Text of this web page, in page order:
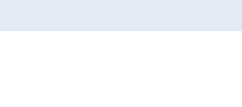
do tłumaczenia